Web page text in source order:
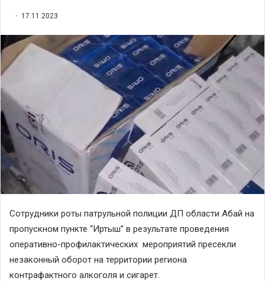
17.11.2023
Сотрудники роты патрульной полиции ДП области Абай на
пропускном пункте “Иртыш” в результате проведения
оперативно-профилактических мероприятий пресекли
незаконный оборот на территории региона
контрафактного алкоголя и сигарет.